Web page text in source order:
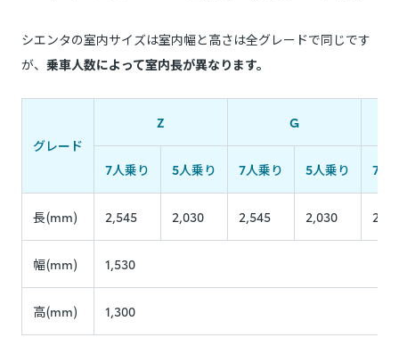
シエンタの室内サイズは室内幅と高さは全グレードで同じです
が、 乗車人数によって室内長が異なります。
グレード
Z G
7人乗り 5人乗り 7人乗り 5人乗り 7人
長(mm) 2,545 2,030 2,545 2,030
幅(mm) 1,530
高(mm) 1,300